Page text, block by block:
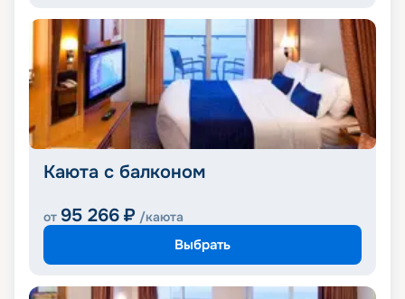
Каюта с балконом
от 95 266 ₽ /каюта
Выбрать